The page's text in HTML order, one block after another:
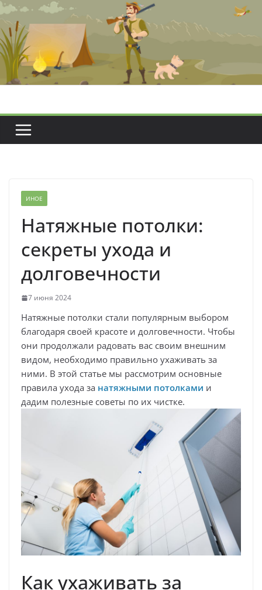
Перейти
содержимому
ИНОЕ
Натяжные потолки:
секреты ухода и
долговечности
7 июня 2024
Натяжные потолки стали популярным выбором
благодаря своей красоте и долговечности. Чтобы
они продолжали радовать вас своим внешним
видом, необходимо правильно ухаживать за
ними. В этой статье мы рассмотрим основные
правила ухода за натяжными потолками и
дадим полезные советы по их чистке.
Как ухаживать за